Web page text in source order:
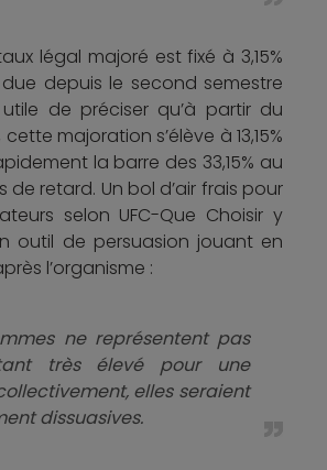
légal majoré est fixé à 3,15%
depuis le second semestre
de préciser qu’à partir du
majoration s’élève à 13,15%
la barre des 33,15% au
de retard. Un bol d’air frais pour
selon UFC-Que Choisir y
outil de persuasion jouant en
l’organisme :
ne représentent pas
très élevé pour une
elles seraient
dissuasives.